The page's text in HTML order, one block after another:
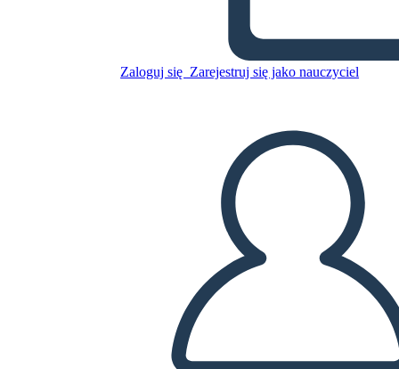
Zaloguj się Zarejestruj się jako nauczyciel
Skopiuj tę scenorys
STWÓRZ SCENORYS
PRZECZYTAJ MI